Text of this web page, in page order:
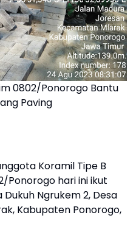
0802/Ponorogo Bantu
Paving
Koramil Tipe B
Ponorogo hari ini ikut
Ngrukem 2, Desa
Kabupaten Ponorogo,